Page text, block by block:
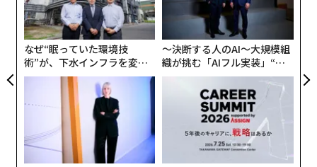
価値が実際に蓄積される場所
真の問題は、基盤モデルがコモディティになるかどうか
（なるだろう）ではなく、むしろそうなった後に防御可
能な価値がどこに現れるかだ。私は3つの明確なレイヤ
ーを見ている。
• アプリケーションレイヤー：
独自のワークフロー、デ
ータフライホイール、スイッチングコストを持つ垂直統
なぜ“眠っていた環境技
術”が、下水インフラを変え
たのか──産総研×月島JFE
アクアソリューションの10年
〜決断する人のAI〜大規模組
織が挑む「AIフル実装」“使
う”企業から“動く”企業へ【N
TTドコモビジネス×PwC】